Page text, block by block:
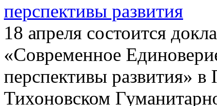
перспективы развития
18 апреля состоится
«Современное
перспективы развития»
Тихоновском